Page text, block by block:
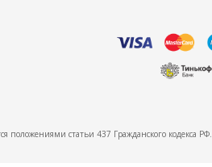
положениями статьи 437 Гражданского кодекса РФ.